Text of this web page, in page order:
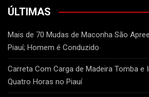
ÚLTIMAS
Mais de 70 Mudas de Maconha São
Piauí; Homem é Conduzido
Carreta Com Carga de Madeira Tomba e
Quatro Horas no Piauí